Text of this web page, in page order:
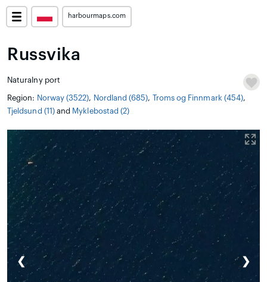
harbourmaps.com
Russvika
Naturalny port
Region: Norway (3522), Nordland (685), Troms og Finnmark (454),
Tjeldsund (11)and Myklebostad (2)
❮ ❯